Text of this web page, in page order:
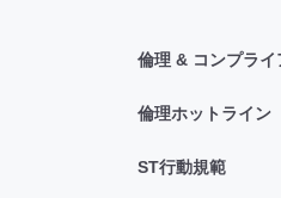
倫理 & コンプライ
倫理ホットライン
ST行動規範